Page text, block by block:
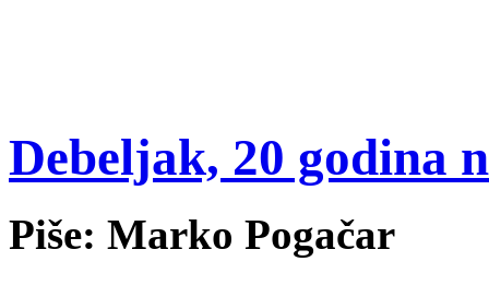
Debeljak, 20 godina
Piše: Marko Pogačar